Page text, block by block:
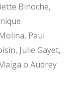
Binoche,
Paul
Julie Gayet,
o Audrey